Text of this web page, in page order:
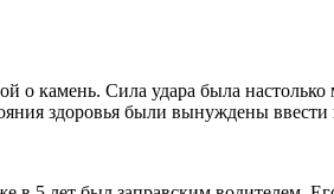
о камень. Сила удара была
здоровья были вынуждены